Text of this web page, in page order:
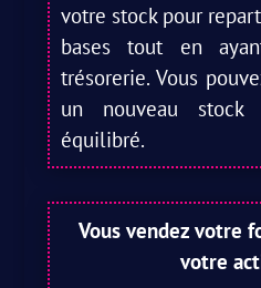
votre stock pour
bases tout en
trésorerie. Vous
un nouveau
équilibré.
Vous vendez votre
votre